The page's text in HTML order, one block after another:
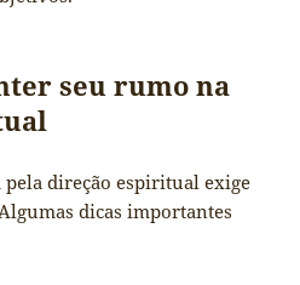
seu rumo na
direção espiritual exige
dicas importantes